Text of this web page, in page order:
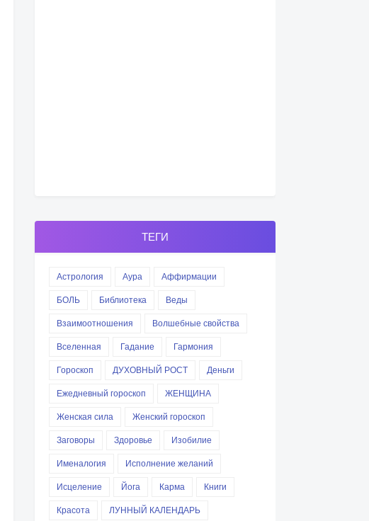
ТЕГИ
Астрология Аура
Аффирмации
БОЛЬ
Библиотека
Веды
Взаимоотношения
Волшебные свойства
Вселенная
Гадание
Гармония
Гороскоп
ДУХОВНЫЙ РОСТ
Деньги
Ежедневный гороскоп
ЖЕНЩИНА
Женская сила
Женский гороскоп
Заговоры
Здоровье
Изобилие
Именалогия
Исполнение желаний
Исцеление
Йога Карма
Книги
Красота
ЛУННЫЙ КАЛЕНДАРЬ